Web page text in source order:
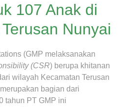
107 Anak di
Nunyai
(GMP melaksanakan
(CSR) berupa khitanan
wilayah Kecamatan Terusan
bagian dari
tahun PT GMP ini